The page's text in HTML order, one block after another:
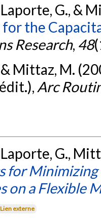
G., &
the
Research, 48
Mittaz, M.
Arc
G.,
for Minimizing
on a Flexible
Lien externe